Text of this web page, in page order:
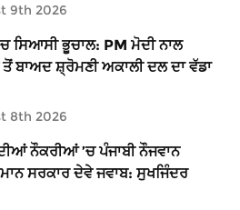
9th 2026
ਸਿਆਸੀ ਭੂਚਾਲ: PM ਮੋਦੀ ਨਾਲ
ਤੋਂ ਬਾਅਦ ਸ਼੍ਰੋਮਣੀ ਅਕਾਲੀ ਦਲ ਦਾ ਵੱਡਾ
8th 2026
ਨੌਕਰੀਆਂ ’ਚ ਪੰਜਾਬੀ ਨੌਜਵਾਨ
ਸਰਕਾਰ ਦੇਵੇ ਜਵਾਬ: ਸੁਖਜਿੰਦਰ